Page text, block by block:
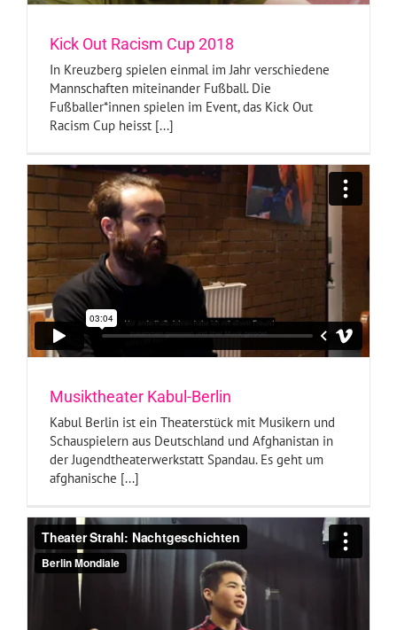
Kick Out Racism Cup 2018
In Kreuzberg spielen einmal im Jahr verschiedene
Mannschaften miteinander Fußball. Die
Fußballer*innen spielen im Event, das Kick Out
Racism Cup heisst [...]
Musiktheater Kabul-Berlin
Kabul Berlin ist ein Theaterstück mit Musikern und
Schauspielern aus Deutschland und Afghanistan in
der Jugendtheaterwerkstatt Spandau. Es geht um
afghanische [...]